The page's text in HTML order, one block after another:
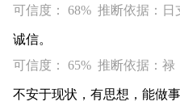
可信度： 68% 推断依据：日
诚信。
可信度： 65% 推断依据：禄
不安于现状，有思想，能做事